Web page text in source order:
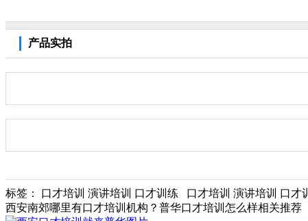
产品实拍
标签： 口才培训 演讲培训 口才训练 口才培训 演讲培训 口
西安南郊哪里有口才培训机构？普华口才培训怎么样相关推荐